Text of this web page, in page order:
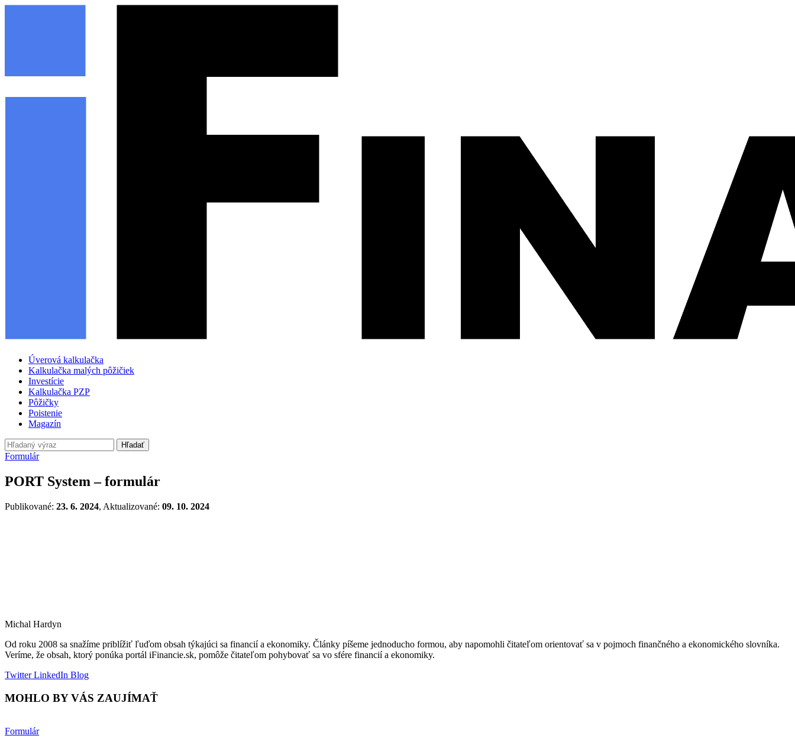
Úverová kalkulačka
Kalkulačka malých pôžičiek
Investície
Kalkulačka PZP
Pôžičky
Poistenie
Magazín
Hľadať
Formulár
PORT System – formulár
Publikované: 23. 6. 2024, Aktualizované: 09. 10. 2024
Michal Hardyn
Od roku 2008 sa snažíme priblížiť ľuďom obsah týkajúci sa financií a ekonomiky. Články píšeme jednoducho formou, aby napomohli čitateľom orientovať sa v pojmoch finančného a ekonomického slovníka.
Veríme, že obsah, ktorý ponúka portál iFinancie.sk, pomôže čitateľom pohybovať sa vo sfére financií a ekonomiky.
TwitterLinkedIn Blog
MOHLO BY VÁS ZAUJÍMAŤ
Formulár